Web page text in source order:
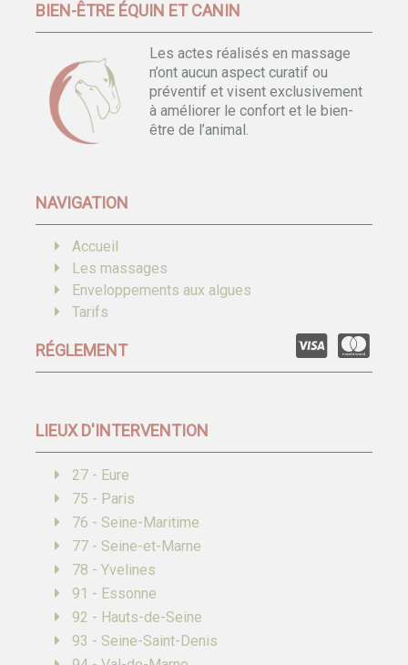
BIEN-ÊTRE ÉQUIN ET CANIN
Les actes réalisés en massage
n’ont aucun aspect curatif ou
préventif et visent exclusivement
à améliorer le confort et le bien-
être de l’animal.
NAVIGATION
Accueil
Les massages
Enveloppements aux algues
Tarifs
RÉGLEMENT
LIEUX D'INTERVENTION
27 - Eure
75 - Paris
76 - Seine-Maritime
77 - Seine-et-Marne
78 - Yvelines
91 - Essonne
92 - Hauts-de-Seine
93 - Seine-Saint-Denis